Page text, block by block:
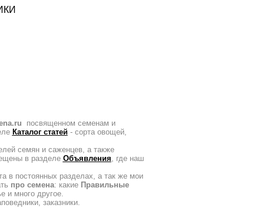
посвященном семенам и
Каталог статей - сорта овощей,
семян и саженцев, а также
в разделе Объявления, где наш
в постоянных разделах, а так же мои
про семена: какие Правильные
и много другое.
заказники.